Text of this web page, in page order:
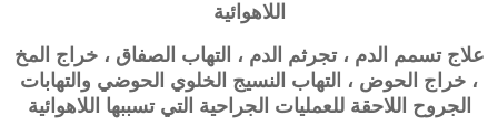
اللاهوائية
علاج تسمم الدم ، تجرثم الدم ، التهاب الصفاق ، خراج المخ
، خراج الحوض ، التهاب النسيج الخلوي الحوضي والتهابات
الجروح اللاحقة للعمليات الجراحية التي تسببها اللاهوائية